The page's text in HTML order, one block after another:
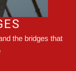
the bridges that